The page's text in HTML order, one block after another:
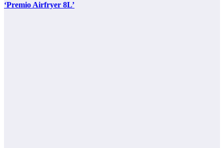
‘Premio Airfryer 8L’